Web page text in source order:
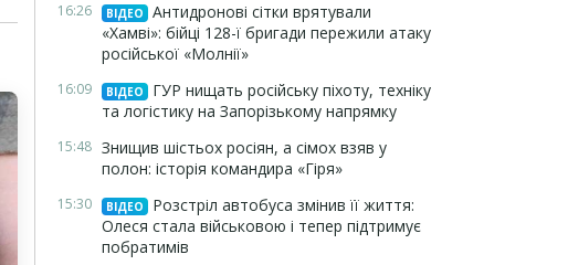
16:26 ВІДЕО
Антидронові сітки врятували
«Хамві»: бійці 128-ї бригади пережили атаку
російської «Молнії»
16:09 ВІДЕО
ГУР нищать російську піхоту, техніку
та логістику на Запорізькому напрямку
15:48 Знищив шістьох росіян, а сімох взяв у
полон: історія командира «Гіря»
15:30 ВІДЕО
Розстріл автобуса змінив її життя:
Олеся стала військовою і тепер підтримує
побратимів